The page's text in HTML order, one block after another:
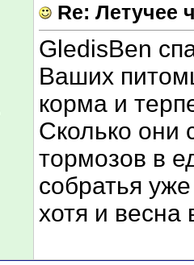
Re: Летучее
GledisBen
Ваших
корма и
Сколько они
тормозов в
собратья
хотя и весна